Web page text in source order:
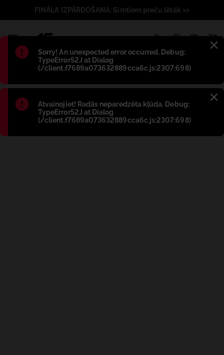
Błąd:
Sorry! An unexpected error occurred. Debug:
TypeError52J at Dialog
(/client.f7689a073632889cca6c.js:2307:698)
Błąd:
Atvainojiet! Radās neparedzēta kļūda. Debug:
TypeError52J at Dialog
(/client.f7689a073632889cca6c.js:2307:698)
FINĀLA IZPĀRDOŠANA: Simtiem preču lētāk >>